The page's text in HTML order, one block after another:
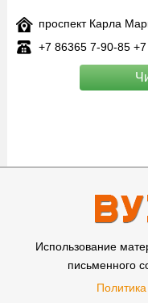
проспект Карла
+7 86365 7‑90-85
Использование
письменного